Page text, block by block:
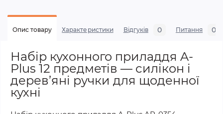
Опис товару Характеристики Відгуків 0 Питання 0
Набір кухонного приладдя A-
Plus 12 предметів — силікон і
дерев’яні ручки для щоденної
кухні